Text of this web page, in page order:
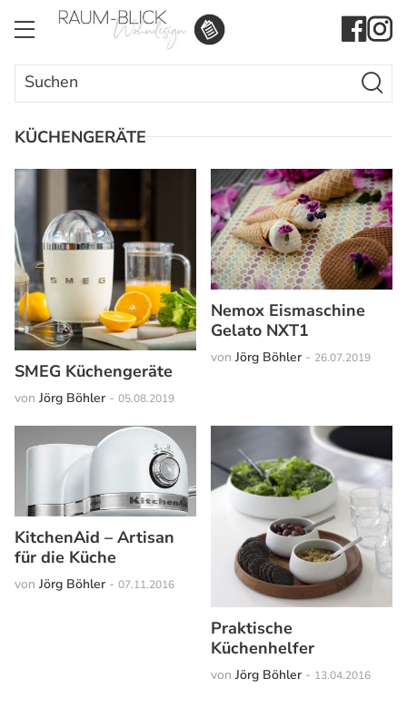
Search
for:
Search
KÜCHENGERÄTE
SMEG Küchengeräte
von Jörg Böhler - 05.08.2019
Nemox Eismaschine
Gelato NXT1
von Jörg Böhler - 26.07.2019
KitchenAid – Artisan
für die Küche
von Jörg Böhler - 07.11.2016
Praktische
Küchenhelfer
von Jörg Böhler - 13.04.2016